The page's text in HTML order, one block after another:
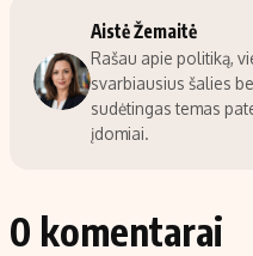
Aistė Žemaitė
Rašau apie politiką,
svarbiausius šalies
sudėtingas temas
įdomiai.
0 komentarai